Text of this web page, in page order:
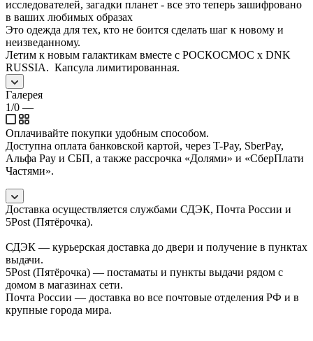
исследователей, загадки планет - все это теперь зашифровано
в ваших любимых образах
Это одежда для тех, кто не боится сделать шаг к новому и
неизведанному.
Летим к новым галактикам вместе с РОСКОСМОС x DNK
RUSSIA. Капсула лимитированная.
Галерея
1/0 —
Оплачивайте покупки удобным способом.
Доступна оплата банковской картой, через T-Pay, SberPay,
Альфа Pay и СБП, а также рассрочка «Долями» и «СберПлати
Частями».
Доставка осуществляется службами СДЭК, Почта России и
5Post (Пятёрочка).
СДЭК — курьерская доставка до двери и получение в пунктах
выдачи.
5Post (Пятёрочка) — постаматы и пункты выдачи рядом с
домом в магазинах сети.
Почта России — доставка во все почтовые отделения РФ и в
крупные города мира.